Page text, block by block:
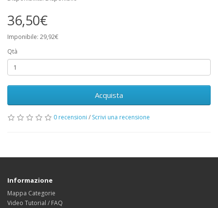
36,50€
Imponibile: 29,92€
Qtà
Acquista
0 recensioni / Scrivi una recensione
Informazione
Mappa Categorie
Video Tutorial / FAQ